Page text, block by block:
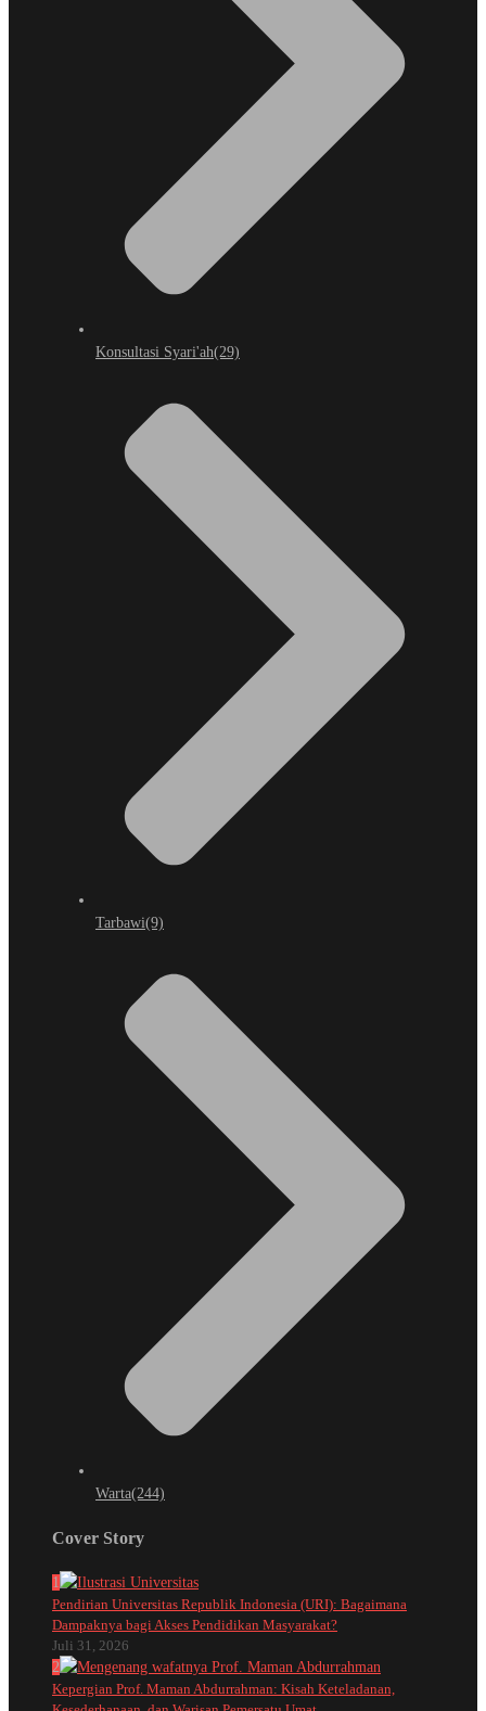
Konsultasi Syari'ah(29)
Tarbawi(9)
Warta(244)
Cover Story
1
Pendirian Universitas Republik Indonesia (URI): Bagaimana
Dampaknya bagi Akses Pendidikan Masyarakat?
Juli 31, 2026
2
Kepergian Prof. Maman Abdurrahman: Kisah Keteladanan,